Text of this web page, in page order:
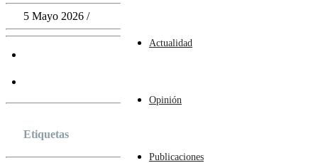
Actualidad
Opinión
Publicaciones
5 Mayo 2026 /
Etiquetas